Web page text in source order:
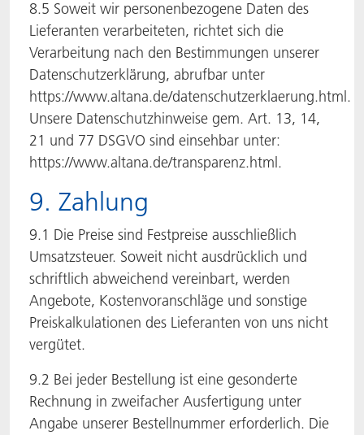
8.5 Soweit wir personenbezogene Daten des
Lieferanten verarbeiteten, richtet sich die
Verarbeitung nach den Bestimmungen unserer
Datenschutzerklärung, abrufbar unter
https://www.altana.de/datenschutzerklaerung.html.
Unsere Datenschutzhinweise gem. Art. 13, 14,
21 und 77 DSGVO sind einsehbar unter:
https://www.altana.de/transparenz.html.
9. Zahlung
9.1 Die Preise sind Festpreise ausschließlich
Umsatzsteuer. Soweit nicht ausdrücklich und
schriftlich abweichend vereinbart, werden
Angebote, Kostenvoranschläge und sonstige
Preiskalkulationen des Lieferanten von uns nicht
vergütet.
9.2 Bei jeder Bestellung ist eine gesonderte
Rechnung in zweifacher Ausfertigung unter
Angabe unserer Bestellnummer erforderlich. Die